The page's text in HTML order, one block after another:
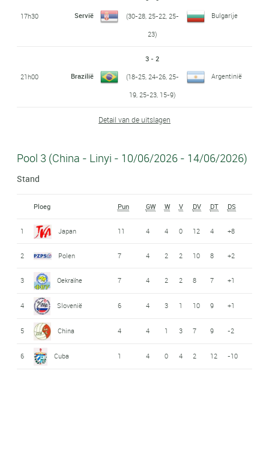
17h30 Servië
(30-28, 25-22, 25-
23)
Bulgarije
21h00 Brazilië
3 - 2
(18-25, 24-26, 25-
19, 25-23, 15-9)
Argentinië
Detail van de uitslagen
Pool 3 (China - Linyi - 10/06/2026 - 14/06/2026)
Stand
Ploeg Pun GW W V DV DT DS
1 Japan 11 4 4 0 12 4 +8
2 Polen 7 4 2 2 10 8 +2
3 Oekraïne 7 4 2 2 8 7 +1
4 Slovenië 6 4 3 1 10 9 +1
5 China 4 4 1 3 7 9 -2
6 Cuba 1 4 0 4 2 12 -10